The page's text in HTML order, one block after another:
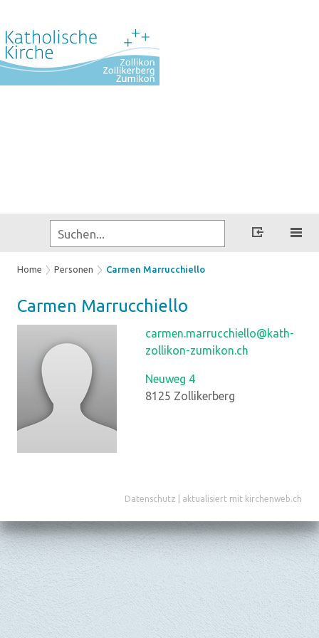
Home Personen Carmen Marrucchiello
Car­men Mar­ruc­chiel­lo
carmen.marrucchiello@kath-
zollikon-zumikon.ch
Neuweg 4
8125 Zollikerberg
Datenschutz aktualisiert mit kirchenweb.ch